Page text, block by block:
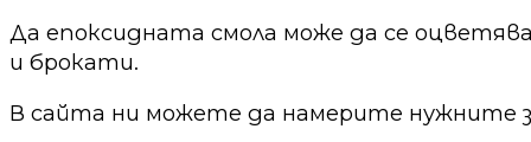
Да епоксидната смола може да се
и брокати.
В сайта ни можете да намерите нужните